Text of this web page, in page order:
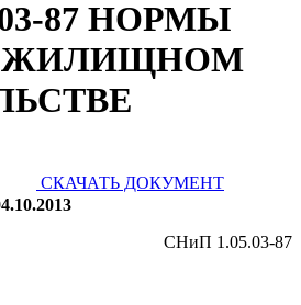
87 НОРМЫ
ЖИЛИЩНОМ
СКАЧАТЬ ДОКУМЕНТ
СНиП 1.05.03-87